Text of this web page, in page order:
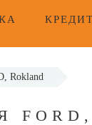
КРЕДИТ
Rokland